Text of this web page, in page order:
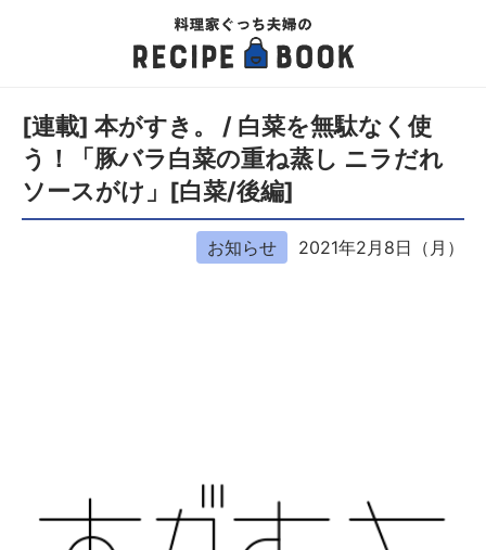
[連載] 本がすき。 / 白菜を無駄なく使
う！「豚バラ白菜の重ね蒸し ニラだれ
ソースがけ」[白菜/後編]
お知らせ 2021年2月8日（月）